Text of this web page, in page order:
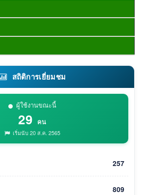
สถิติการเยี่ยมชม
ผู้ใช้งานขณะนี้
29 คน
เริ่มนับ 20 ส.ค. 2565
257
809